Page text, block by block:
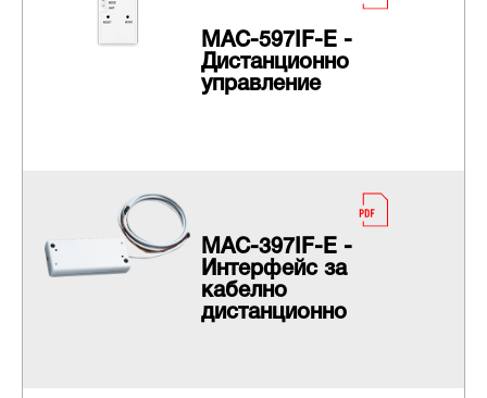
MAC-597IF-E -
Дистанционно
управление
MAC-397IF-E -
Интерфейс за
кабелно
дистанционно